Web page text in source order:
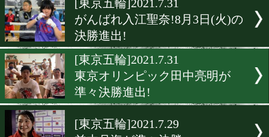
2021年7月のニュース
▶ 新着 KO KiNG ダイエット
[東京五輪]2021.7.31
がんばれ入江聖奈!8月3日(
決勝進出!
[東京五輪]2021.7.31